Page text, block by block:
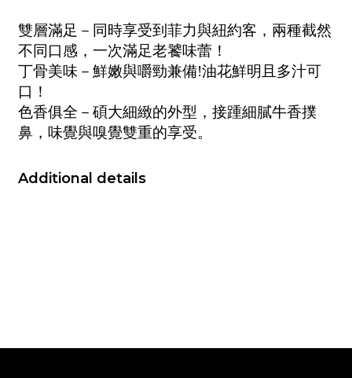
雙層滿足－同時享受到菲力與紐約客，兩種截然
不同口感，一次滿足老饕味蕾！
丁骨美味－鮮嫩與嚼勁兼備!油花鮮明且多汁可
口！
色香俱全－碩大細緻的外型，接踵細膩牛香撲
鼻，味覺與嗅覺雙重的享受。
Additional details